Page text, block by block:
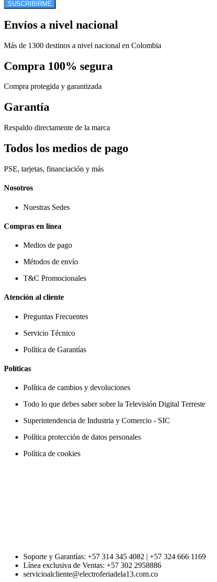
SUSCRIBIRME
Envíos a nivel nacional
Más de 1300 destinos a nivel nacional en Colombia
Compra 100% segura
Compra protegida y garantizada
Garantía
Respaldo directamente de la marca
Todos los medios de pago
PSE, tarjetas, financiación y más
Nosotros
Nuestras Sedes
Compras en línea
Medios de pago
Métodos de envío
T&C Promocionales
Atención al cliente
Preguntas Frecuentes
Servicio Técnico
Política de Garantías
Políticas
Política de cambios y devoluciones
Todo lo que debes saber sobre la Televisión Digital Terreste
Superintendencia de Industria y Comercio - SIC
Política protección de datos personales
Política de cookies
Soporte y Garantías: +57 314 345 4082 | +57 324 666 1169
Línea exclusiva de Ventas: +57 302 2958886
servicioalcliente@electroferiadela13.com.co